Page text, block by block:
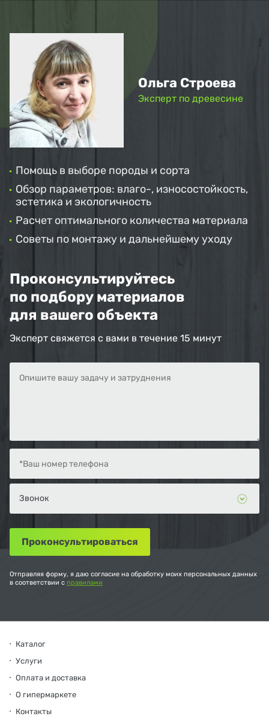
Ольга Строева
Эксперт по древесине
Помощь в выборе породы и сорта
Обзор параметров: влаго-, износостойкость,
эстетика и экологичность
Расчет оптимального количества материала
Советы по монтажу и дальнейшему уходу
Проконсультируйтесь
по подбору материалов
для вашего объекта
Эксперт свяжется с вами в течение 15 минут
Отправляя форму, я даю согласие на обработку моих персональных данных
в соответствии с правилами
Каталог
Услуги
Оплата и доставка
О гипермаркете
Контакты